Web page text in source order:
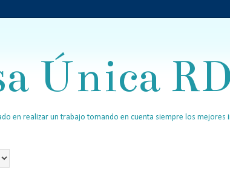
Única RD
en realizar un trabajo tomando en cuenta siempre los mejores